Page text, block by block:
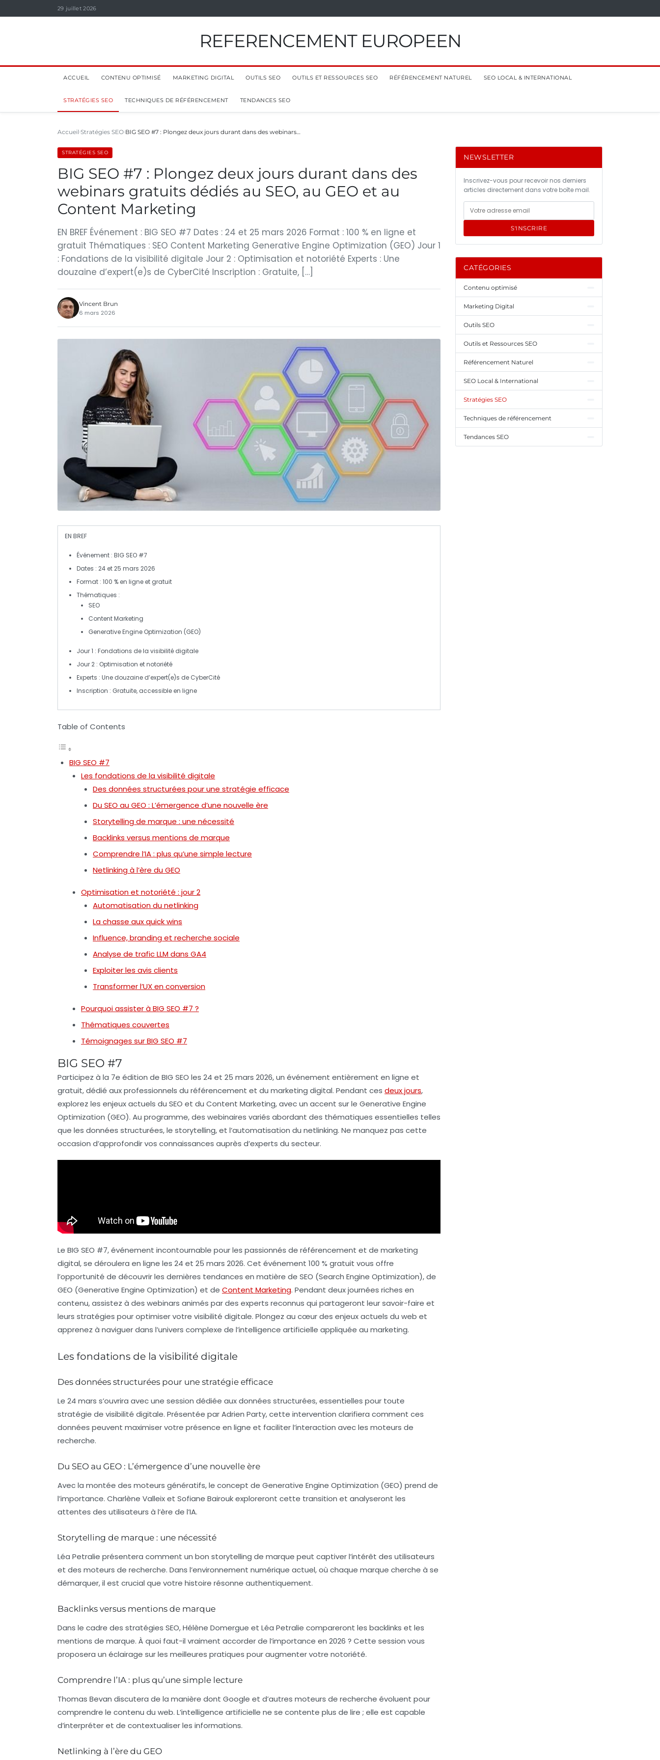
29 juillet 2026
REFERENCEMENT EUROPEEN
ACCUEIL CONTENU OPTIMISÉ MARKETING DIGITAL OUTILS SEO OUTILS ET RESSOURCES SEO RÉFÉRENCEMENT NATUREL SEO LOCAL & INTERNATIONAL
STRATÉGIES SEO TECHNIQUES DE RÉFÉRENCEMENT TENDANCES SEO
Accueil Stratégies SEO BIG SEO #7 : Plongez deux jours durant dans des webinars…
STRATÉGIES SEO
BIG SEO #7 : Plongez deux jours durant dans des
webinars gratuits dédiés au SEO, au GEO et au
Content Marketing
EN BREF Événement : BIG SEO #7 Dates : 24 et 25 mars 2026 Format : 100 % en ligne et
gratuit Thématiques : SEO Content Marketing Generative Engine Optimization (GEO) Jour 1
: Fondations de la visibilité digitale Jour 2 : Optimisation et notoriété Experts : Une
douzaine d’expert(e)s de CyberCité Inscription : Gratuite, […]
Vincent Brun
6 mars 2026
EN BREF
Événement : BIG SEO #7
Dates : 24 et 25 mars 2026
Format : 100 % en ligne et gratuit
Thématiques :
SEO
Content Marketing
Generative Engine Optimization (GEO)
Jour 1 : Fondations de la visibilité digitale
Jour 2 : Optimisation et notoriété
Experts : Une douzaine d’expert(e)s de CyberCité
Inscription : Gratuite, accessible en ligne
Table of Contents
BIG SEO #7
Les fondations de la visibilité digitale
Des données structurées pour une stratégie efficace
Du SEO au GEO : L’émergence d’une nouvelle ère
Storytelling de marque : une nécessité
Backlinks versus mentions de marque
Comprendre l’IA : plus qu’une simple lecture
Netlinking à l’ère du GEO
Optimisation et notoriété : jour 2
Automatisation du netlinking
La chasse aux quick wins
Influence, branding et recherche sociale
Analyse de trafic LLM dans GA4
Exploiter les avis clients
Transformer l’UX en conversion
Pourquoi assister à BIG SEO #7 ?
Thématiques couvertes
Témoignages sur BIG SEO #7
BIG SEO #7
Participez à la 7e édition de BIG SEO les 24 et 25 mars 2026, un événement entièrement en ligne et
gratuit, dédié aux professionnels du référencement et du marketing digital. Pendant ces deux jours,
explorez les enjeux actuels du SEO et du Content Marketing, avec un accent sur le Generative Engine
Optimization (GEO). Au programme, des webinaires variés abordant des thématiques essentielles telles
que les données structurées, le storytelling, et l’automatisation du netlinking. Ne manquez pas cette
occasion d’approfondir vos connaissances auprès d’experts du secteur.
Le BIG SEO #7, événement incontournable pour les passionnés de référencement et de marketing
digital, se déroulera en ligne les 24 et 25 mars 2026. Cet événement 100 % gratuit vous offre
l’opportunité de découvrir les dernières tendances en matière de SEO (Search Engine Optimization), de
GEO (Generative Engine Optimization) et de Content Marketing. Pendant deux journées riches en
contenu, assistez à des webinars animés par des experts reconnus qui partageront leur savoir-faire et
leurs stratégies pour optimiser votre visibilité digitale. Plongez au cœur des enjeux actuels du web et
apprenez à naviguer dans l’univers complexe de l’intelligence artificielle appliquée au marketing.
Les fondations de la visibilité digitale
Des données structurées pour une stratégie efficace
Le 24 mars s’ouvrira avec une session dédiée auxdonnées structurées, essentielles pour toute
stratégie de visibilité digitale. Présentée par Adrien Party, cette intervention clarifiera comment ces
données peuvent maximiser votre présence en ligne et faciliter l’interaction avec les moteurs de
recherche.
Du SEO au GEO : L’émergence d’une nouvelle ère
Avec la montée des moteurs génératifs, le concept de Generative Engine Optimization (GEO) prend de
l’importance. Charlène Valleix et Sofiane Bairouk exploreront cette transition et analyseront les
attentes des utilisateurs à l’ère de l’IA.
Storytelling de marque : une nécessité
Léa Petralie présentera comment un bon storytelling de marque peut captiver l’intérêt des utilisateurs
et des moteurs de recherche. Dans l’environnement numérique actuel, où chaque marque cherche à se
démarquer, il est crucial que votre histoire résonne authentiquement.
Backlinks versus mentions de marque
Dans le cadre des stratégies SEO, Hélène Domergue et Léa Petralie compareront les backlinks et les
mentions de marque. À quoi faut-il vraiment accorder de l’importance en 2026 ? Cette session vous
proposera un éclairage sur les meilleures pratiques pour augmenter votre notoriété.
Comprendre l’IA : plus qu’une simple lecture
Thomas Bevan discutera de la manière dont Google et d’autres moteurs de recherche évoluent pour
comprendre le contenu du web. L’intelligence artificielle ne se contente plus de lire ; elle est capable
d’interpréter et de contextualiser les informations.
Netlinking à l’ère du GEO
NEWSLETTER
Inscrivez-vous pour recevoir nos derniers
articles directement dans votre boîte mail.
S'INSCRIRE
CATÉGORIES
Contenu optimisé
Marketing Digital
Outils SEO
Outils et Ressources SEO
Référencement Naturel
SEO Local & International
Stratégies SEO
Techniques de référencement
Tendances SEO